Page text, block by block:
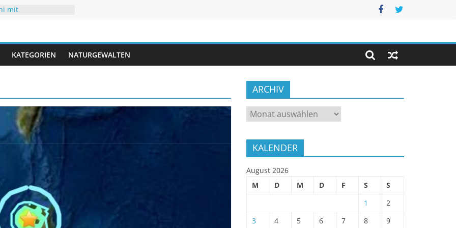
mit
Rekorden
USA
– kaum
KATEGORIEN NATURGEWALTEN
ARCHIV
ARCHIV
KALENDER
August 2026
M
D M D F S
S
1
2
3
4 5 6 7 8
9